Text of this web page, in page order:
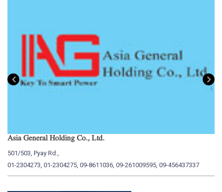
Asia General Holding Co., Ltd.
501/503, Pyay Rd.,
01-2304273, 01-2304275, 09-8611036, 09-261009595, 09-456437337